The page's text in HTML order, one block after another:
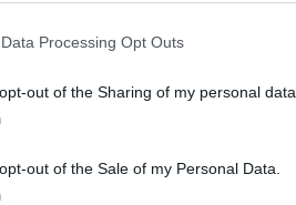
Processing Opt Outs
out of the Sharing of my personal data.
out of the Sale of my Personal Data.